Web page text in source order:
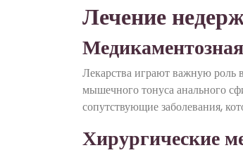
Лечение
Лекарства играют важную роль
мышечного тонуса анального
сопутствующие заболевания,
Хирургические